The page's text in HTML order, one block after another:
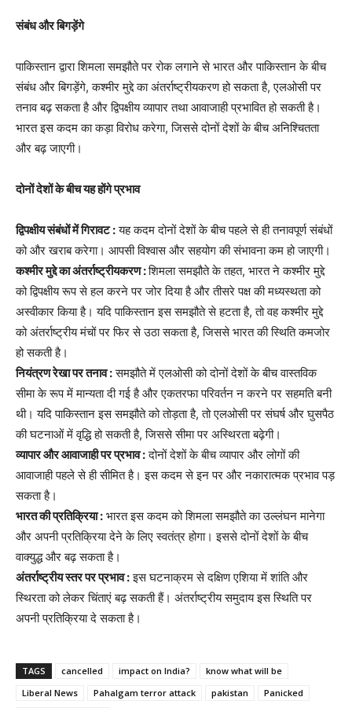
संबंध और बिगड़ेंगे
पाकिस्तान द्वारा शिमला समझौते पर रोक लगाने से भारत और पाकिस्तान के बीच
संबंध और बिगड़ेंगे, कश्मीर मुद्दे का अंतर्राष्ट्रीयकरण हो सकता है, एलओसी पर
तनाव बढ़ सकता है और द्विपक्षीय व्यापार तथा आवाजाही प्रभावित हो सकती है।
भारत इस कदम का कड़ा विरोध करेगा, जिससे दोनों देशों के बीच अनिश्चितता
और बढ़ जाएगी।
दोनों देशों के बीच यह होंगे प्रभाव
द्विपक्षीय संबंधों में गिरावट :यह कदम दोनों देशों के बीच पहले से ही तनावपूर्ण संबंधों
को और खराब करेगा। आपसी विश्वास और सहयोग की संभावना कम हो जाएगी।
कश्मीर मुद्दे का अंतर्राष्ट्रीयकरण :शिमला समझौते के तहत, भारत ने कश्मीर मुद्दे
को द्विपक्षीय रूप से हल करने पर जोर दिया है और तीसरे पक्ष की मध्यस्थता को
अस्वीकार किया है। यदि पाकिस्तान इस समझौते से हटता है, तो वह कश्मीर मुद्दे
को अंतर्राष्ट्रीय मंचों पर फिर से उठा सकता है, जिससे भारत की स्थिति कमजोर
हो सकती है।
नियंत्रण रेखा पर तनाव :समझौते में एलओसी को दोनों देशों के बीच वास्तविक
सीमा के रूप में मान्यता दी गई है और एकतरफा परिवर्तन न करने पर सहमति बनी
थी। यदि पाकिस्तान इस समझौते को तोड़ता है, तो एलओसी पर संघर्ष और घुसपैठ
की घटनाओं में वृद्धि हो सकती है, जिससे सीमा पर अस्थिरता बढ़ेगी।
व्यापार और आवाजाही पर प्रभाव :दोनों देशों के बीच व्यापार और लोगों की
आवाजाही पहले से ही सीमित है। इस कदम से इन पर और नकारात्मक प्रभाव पड़
सकता है।
भारत की प्रतिक्रिया : भारत इस कदम को शिमला समझौते का उल्लंघन मानेगा
और अपनी प्रतिक्रिया देने के लिए स्वतंत्र होगा। इससे दोनों देशों के बीच
वाक्युद्ध और बढ़ सकता है।
अंतर्राष्ट्रीय स्तर पर प्रभाव :इस घटनाक्रम से दक्षिण एशिया में शांति और
स्थिरता को लेकर चिंताएं बढ़ सकती हैं। अंतर्राष्ट्रीय समुदाय इस स्थिति पर
अपनी प्रतिक्रिया दे सकता है।
TAGS cancelled impact on India?
know what will be
Liberal News
Pahalgam terror attack pakistan
Panicked